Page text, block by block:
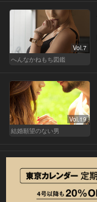
Vol.7
へんなかねもち図鑑
Vol.19
結婚願望のない男